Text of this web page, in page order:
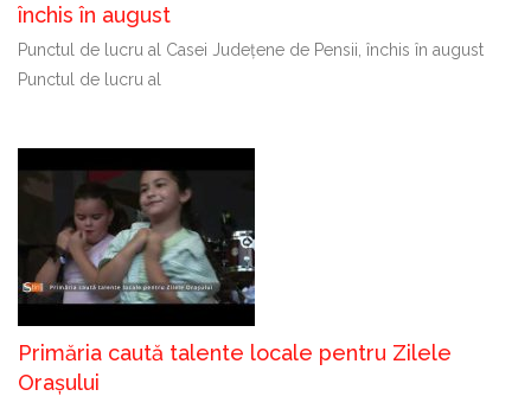
închis în august
Punctul de lucru al Casei Județene de Pensii, închis în august
Punctul de lucru al
Primăria caută talente locale pentru Zilele
Orașului